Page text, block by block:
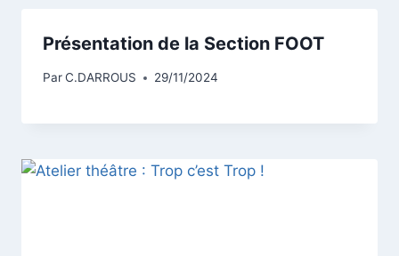
Présentation de la Section FOOT
ParC.DARROUS 29/11/2024